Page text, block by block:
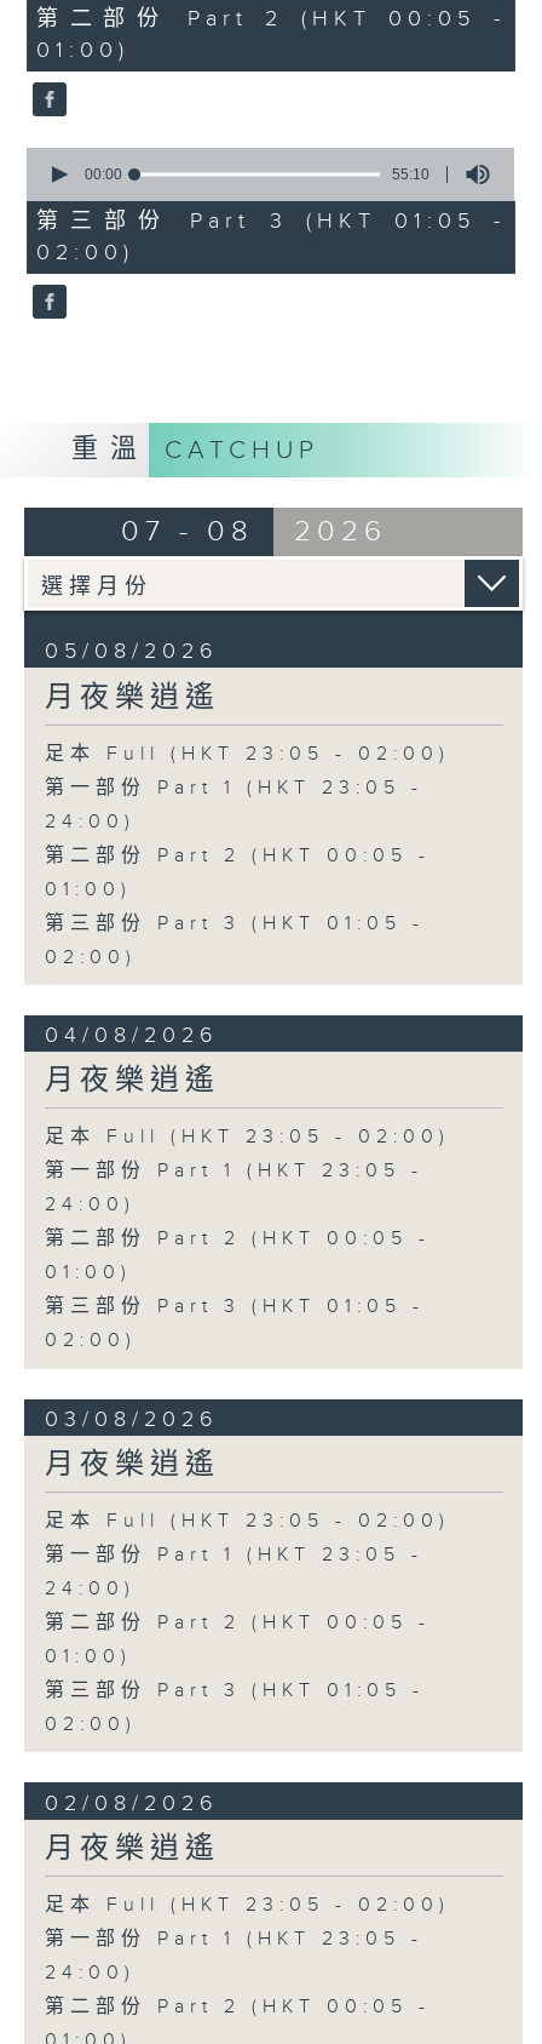
55
minutes,
19
seconds
第二部份 Part 2 (HKT 00:05 -
01:00)
seconds
55
minutes,
10
seconds
00:00 55:10
第三部份 Part 3 (HKT 01:05 -
02:00)
重溫 CATCHUP
07 - 08 2026
05/08/2026
月夜樂逍遙
足本 Full (HKT 23:05 - 02:00)
第一部份 Part 1 (HKT 23:05 -
24:00)
第二部份 Part 2 (HKT 00:05 -
01:00)
第三部份 Part 3 (HKT 01:05 -
02:00)
04/08/2026
月夜樂逍遙
足本 Full (HKT 23:05 - 02:00)
第一部份 Part 1 (HKT 23:05 -
24:00)
第二部份 Part 2 (HKT 00:05 -
01:00)
第三部份 Part 3 (HKT 01:05 -
02:00)
03/08/2026
月夜樂逍遙
足本 Full (HKT 23:05 - 02:00)
第一部份 Part 1 (HKT 23:05 -
24:00)
第二部份 Part 2 (HKT 00:05 -
01:00)
第三部份 Part 3 (HKT 01:05 -
02:00)
02/08/2026
月夜樂逍遙
足本 Full (HKT 23:05 - 02:00)
第一部份 Part 1 (HKT 23:05 -
24:00)
第二部份 Part 2 (HKT 00:05 -